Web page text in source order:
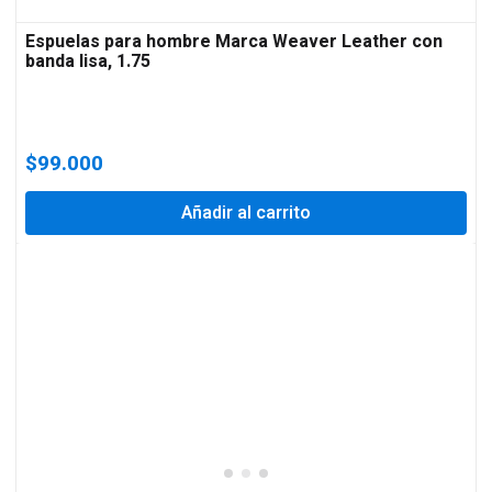
Espuelas para hombre Marca Weaver Leather con
banda lisa, 1.75
$99.000
Añadir al carrito